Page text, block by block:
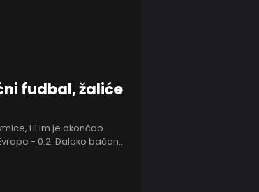
fudbal, žaliće
Lil im je okončao
- 0:2. Daleko bačena